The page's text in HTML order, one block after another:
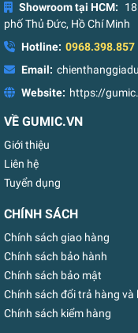
Showroom tại HCM:
phố Thủ Đức, Hồ Chí Minh
Hotline: 0968.398.857
Email:
Website: https://
VỀ GUMIC.VN
Giới thiệu
Liên hệ
Tuyển dụng
CHÍNH SÁCH
Chính sách giao hàng
Chính sách bảo hành
Chính sách bảo mật
Chính sách đổi trả hàng và
Chính sách kiểm hàng